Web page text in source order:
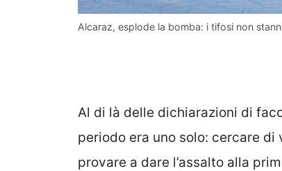
Alcaraz, esplode la bomba: i tifosi non
Al di là delle dichiarazioni di
periodo era uno solo: cercare di
provare a dare l’assalto alla